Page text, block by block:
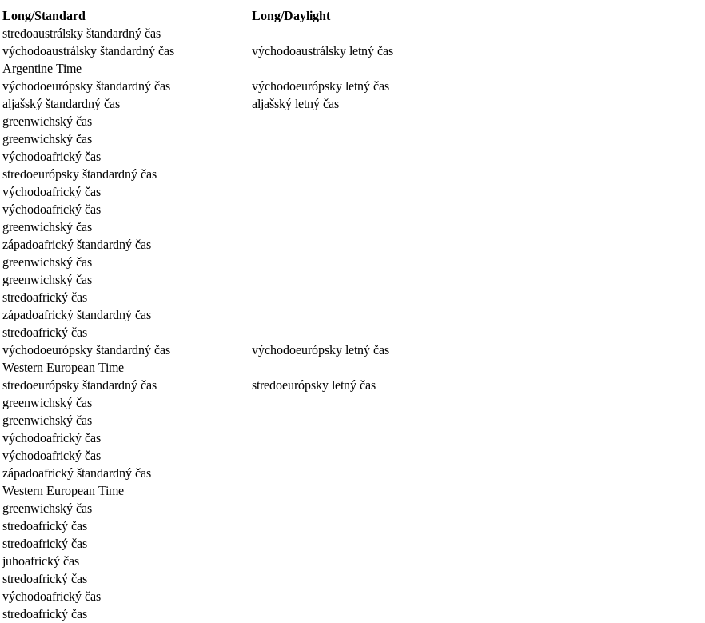
Long/Standard
Long/Daylight
stredoaustrálsky štandardný čas
východoaustrálsky štandardný čas
východoaustrálsky letný čas
Argentine Time
východoeurópsky štandardný čas
východoeurópsky letný čas
aljašský štandardný čas
aljašský letný čas
greenwichský čas
greenwichský čas
východoafrický čas
stredoeurópsky štandardný čas
východoafrický čas
východoafrický čas
greenwichský čas
západoafrický štandardný čas
greenwichský čas
greenwichský čas
stredoafrický čas
západoafrický štandardný čas
stredoafrický čas
východoeurópsky štandardný čas
východoeurópsky letný čas
Western European Time
stredoeurópsky štandardný čas
stredoeurópsky letný čas
greenwichský čas
greenwichský čas
východoafrický čas
východoafrický čas
západoafrický štandardný čas
Western European Time
greenwichský čas
stredoafrický čas
stredoafrický čas
juhoafrický čas
stredoafrický čas
východoafrický čas
stredoafrický čas